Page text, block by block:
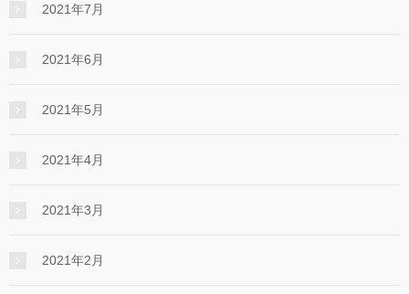
2021年7月
2021年6月
2021年5月
2021年4月
2021年3月
2021年2月